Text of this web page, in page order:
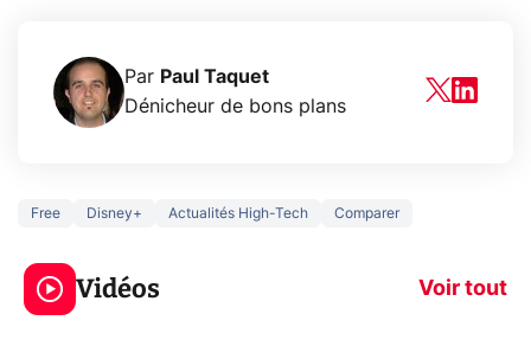
Par Paul Taquet
Dénicheur de bons plans
Free Disney+ Actualités High-Tech Comparer
Vidéos Voir tout
5 générations de
jeux dans la
prochaine Xbox !
Ce que vous
navigation